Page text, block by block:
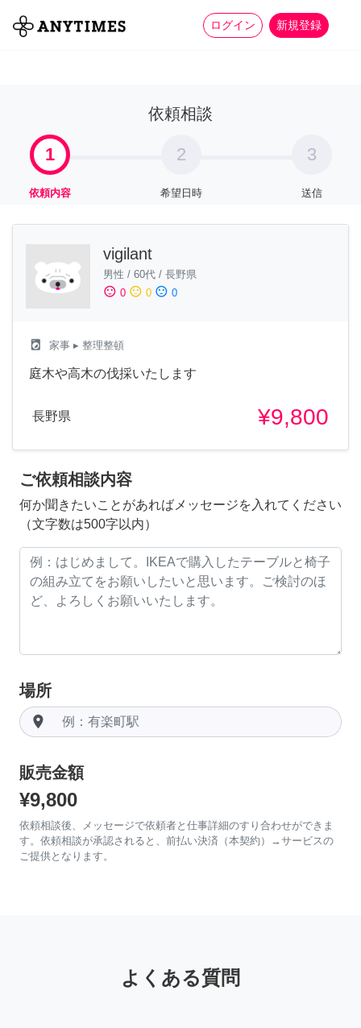
ログイン 新規登録
全て 家事 more_horiz
依頼相談
1
依頼内容
2
希望日時
3
送信
vigilant
男性 / 60代 / 長野県
sentiment_satisfied 0 sentiment_neutral 0 sentiment_dissatisfied 0
local_laundry_service 家事 ▸ 整理整頓
庭木や高木の伐採いたします
長野県 ¥9,800
ご依頼相談内容
何か聞きたいことがあればメッセージを入れてください
（文字数は500字以内）
場所
room
販売金額
¥9,800
依頼相談後、メッセージで依頼者と仕事詳細のすり合わせができま
す。依頼相談が承認されると、前払い決済（本契約）→サービスの
ご提供となります。
よくある質問